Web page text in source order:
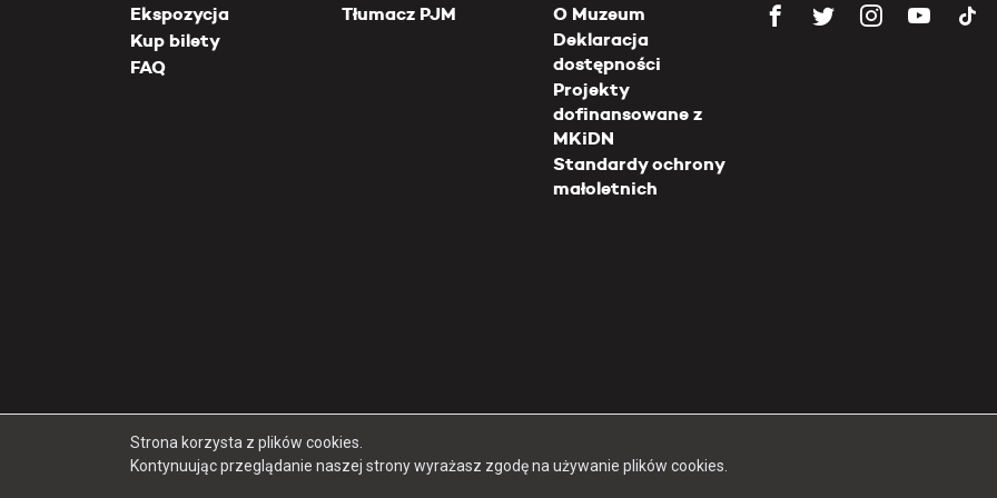
Ekspozycja
Kup bilety
FAQ
Tłumacz PJM
O Muzeum
Deklaracja
dostępności
Projekty
dofinansowane z
MKiDN
Standardy ochrony
małoletnich
Copyright 2026 Muzeum Powstania Warszawskiego
Strona korzysta z plików cookies.
Kontynuując przeglądanie naszej strony wyrażasz zgodę na używanie plików cookies.